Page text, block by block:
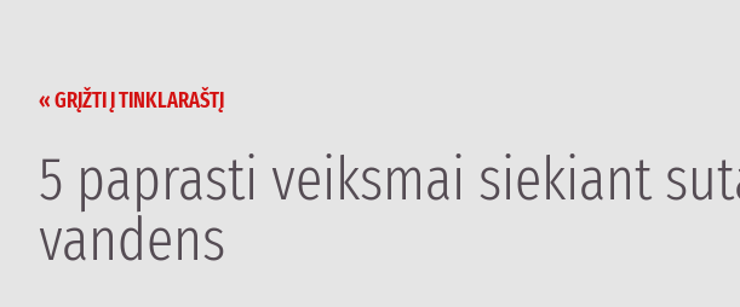
« GRĮŽTI Į TINKLARAŠTĮ
5 paprasti veiksmai siekiant
vandens